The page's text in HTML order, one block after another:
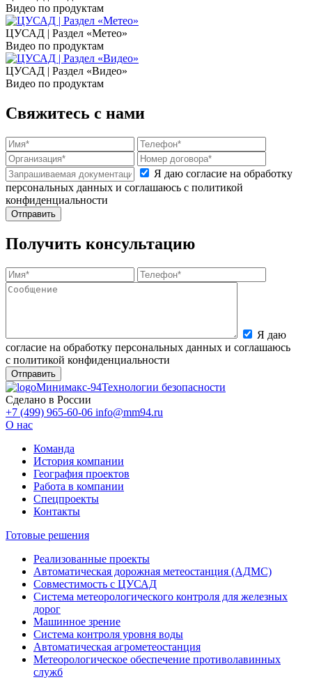
Видео по продуктам
ЦУСАД | Раздел «Метео»
Видео по продуктам
ЦУСАД | Раздел «Видео»
Видео по продуктам
Свяжитесь с нами
Я даю согласие на обработку
персональных данных и соглашаюсь с политикой
конфиденциальности
Получить консультацию
Я даю
согласие на обработку персональных данных и соглашаюсь
с политикой конфиденциальности
Минимакс-94Технологии безопасности
Сделано в России
+7 (499) 965-60-06 info@mm94.ru
О нас
Команда
История компании
География проектов
Работа в компании
Спецпроекты
Контакты
Готовые решения
Реализованные проекты
Автоматическая дорожная метеостанция (АДМС)
Совместимость с ЦУСАД
Система метеорологического контроля для железных
дорог
Машинное зрение
Система контроля уровня воды
Автоматическая агрометеостанция
Метеорологическое обеспечение противолавинных
служб